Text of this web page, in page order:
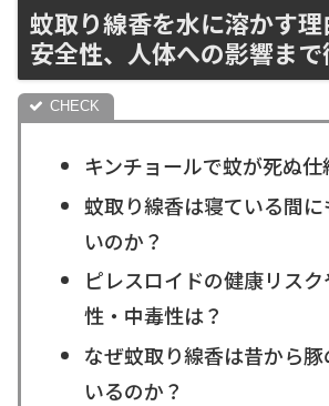
蚊取り線香を水に溶かす理
安全性、人体への影響ま
キンチョールで蚊が死ぬ仕
蚊取り線香は寝ている間
いのか？
ピレスロイドの健康リス
性・中毒性は？
なぜ蚊取り線香は昔から豚
いるのか？